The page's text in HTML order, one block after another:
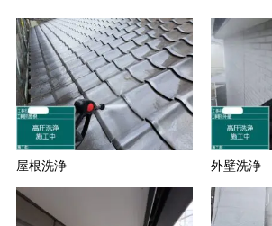
屋根洗浄 外壁洗浄